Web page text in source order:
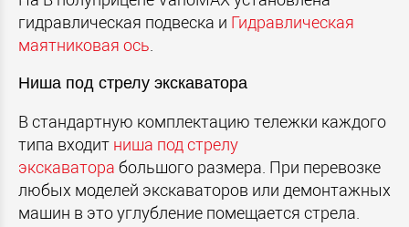
гидравлическая подвеска и Гидравлическая
маятниковая ось
Hиша под стрелу экскаватора
В стандартную комплектацию тележки каждого
типа входит ниша под стрелу
экскаватора большого размера. При перевозке
любых моделей экскаваторов или демонтажных
машин в это углубление помещается стрела.